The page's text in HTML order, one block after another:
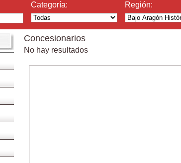
Categoría: Región:
Concesionarios
No hay resultados